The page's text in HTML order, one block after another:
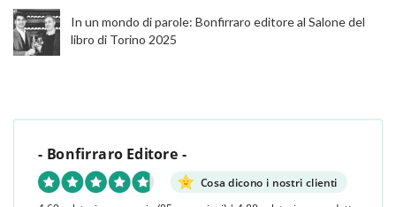
In un mondo di parole: Bonfirraro editore al Salone del
libro di Torino 2025
- Bonfirraro Editore -
Cosa dicono i nostri clienti